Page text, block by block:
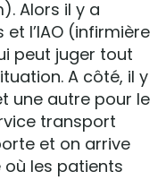
Alors il y a
l’IAO (infirmière
peut juger tout
A côté, il y
une autre pour le
transport
et on arrive
les patients